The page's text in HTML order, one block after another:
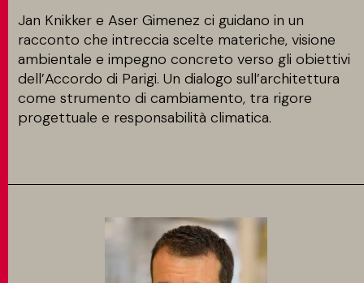
AREA RISERVATA
Jan Knikker e Aser Gimenez ci guidano in un
racconto che intreccia scelte materiche, visione
ambientale e impegno concreto verso gli obiettivi
dell’Accordo di Parigi. Un dialogo sull’architettura
come strumento di cambiamento, tra rigore
progettuale e responsabilità climatica.